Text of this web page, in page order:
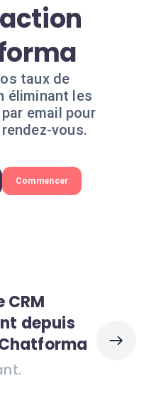
taux de
éliminant les
email pour
vous.
Commencer
CRM
depuis